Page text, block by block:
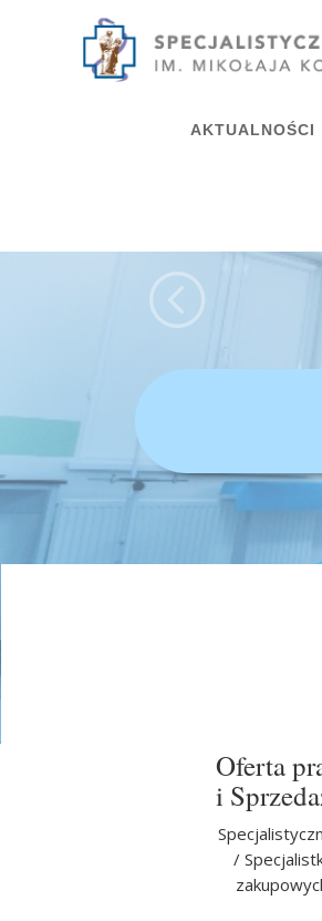
AKTUALNOŚCI
<
Oferta
i
/